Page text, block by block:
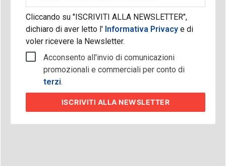
Cliccando su "ISCRIVITI ALLA NEWSLETTER",
dichiaro di aver letto l'Informativa Privacy e di
voler ricevere la Newsletter.
Acconsento all'invio di comunicazioni
promozionali e commerciali per conto di
terzi.
ISCRIVITI ALLA NEWSLETTER